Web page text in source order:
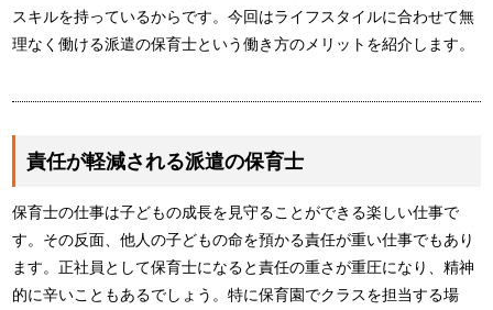
スキルを持っているからです。今回はライフスタイルに合わせて無
理なく働ける派遣の保育士という働き方のメリットを紹介します。
責任が軽減される派遣の保育士
保育士の仕事は子どもの成長を見守ることができる楽しい仕事で
す。その反面、他人の子どもの命を預かる責任が重い仕事でもあり
ます。正社員として保育士になると責任の重さが重圧になり、精神
的に辛いこともあるでしょう。特に保育園でクラスを担当する場